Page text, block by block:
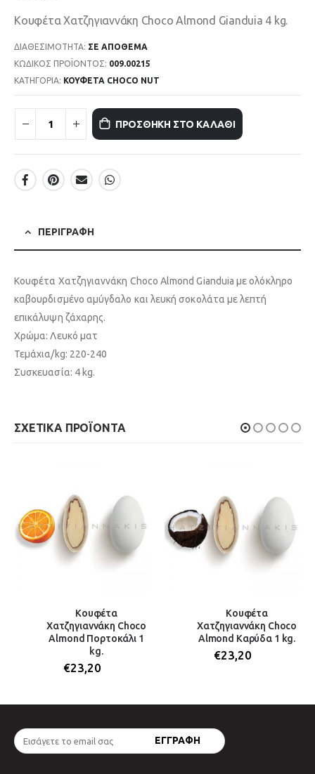
Κουφέτα Χατζηγιαννάκη Choco Almond Gianduia 4 kg.
ΔΙΑΘΕΣΙΜΌΤΗΤΑ: ΣΕ ΑΠΌΘΕΜΑ
ΚΩΔΙΚΌΣ ΠΡΟΪΌΝΤΟΣ: 009.00215
ΚΑΤΗΓΟΡΊΑ: ΚΟΥΦΕΤΑ CHOCO NUT
ΠΡΟΣΘΉΚΗ ΣΤΟ ΚΑΛΆΘΙ
ΠΕΡΙΓΡΑΦΉ
Κουφέτα Χατζηγιαννάκη Choco Almond Gianduia με ολόκληρο
καβουρδισμένο αμύγδαλο και λευκή σοκολάτα με λεπτή
επικάλυψη ζάχαρης.
Χρώμα: Λευκό ματ
Τεμάχια/kg: 220-240
Συσκευασία: 4 kg.
ΣΧΕΤΙΚΆ ΠΡΟΪΌΝΤΑ
Κουφέτα
Χατζηγιαννάκη Choco
Almond Πορτοκάλι 1
kg.
€23,20
Κουφέτα
Χατζηγιαννάκη Choco
Almond Καρύδα 1 kg.
€23,20